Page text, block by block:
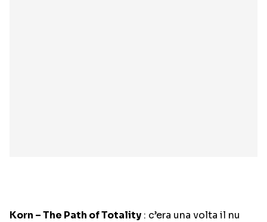
Korn – The Path of Totality : c’era una volta il nu